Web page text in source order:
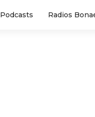
Podcasts Radios